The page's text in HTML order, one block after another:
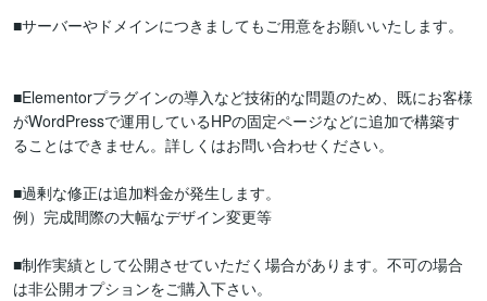
■サーバーやドメインにつきましてもご用意をお願いいたします。
■Elementorプラグインの導入など技術的な問題のため、既にお客様
がWordPressで運用しているHPの固定ページなどに追加で構築す
ることはできません。詳しくはお問い合わせください。
■過剰な修正は追加料金が発生します。
例）完成間際の大幅なデザイン変更等
■制作実績として公開させていただく場合があります。不可の場合
は非公開オプションをご購入下さい。